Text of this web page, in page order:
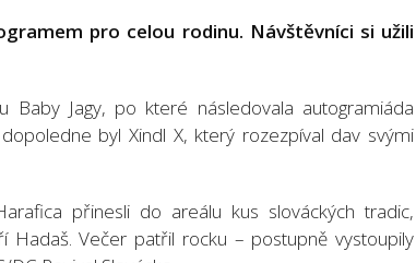
pro celou rodinu. Návštěvníci si užili
Baby Jagy, po které následovala autogramiáda
byl Xindl X, který rozezpíval dav svými
přinesli do areálu kus slováckých tradic,
Večer patřil rocku – postupně vystoupily